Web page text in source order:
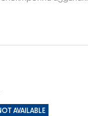
AVAILABLE